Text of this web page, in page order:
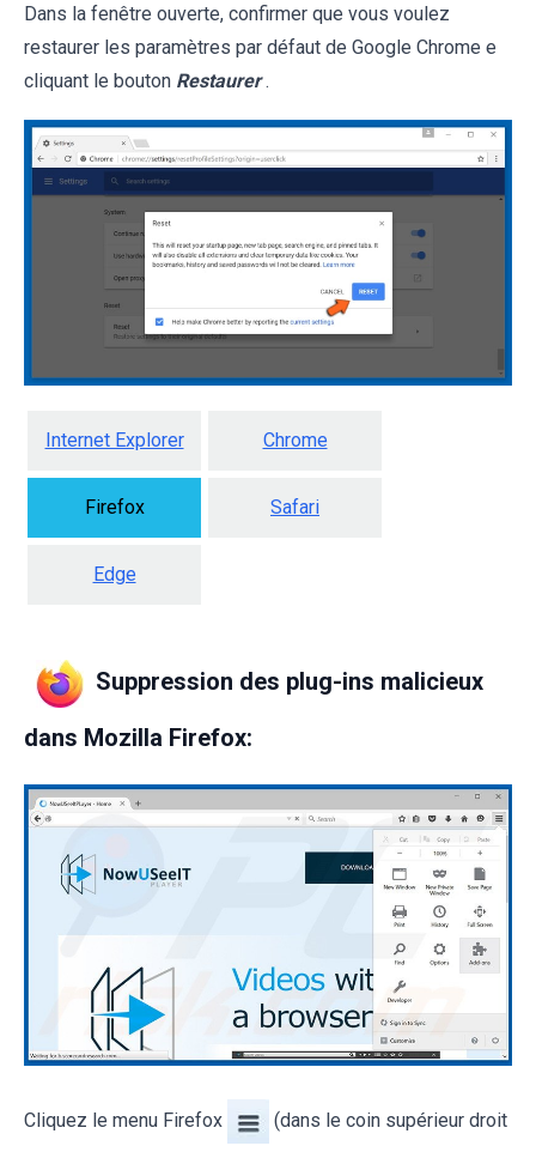
Dans la fenêtre ouverte, confirmer que vous voulez
restaurer les paramètres par défaut de Google Chrome e
cliquant le bouton Restaurer .
Internet Explorer Chrome
Firefox Safari
Edge
Suppression des plug-ins malicieux
dans Mozilla Firefox:
Cliquez le menu Firefox (dans le coin supérieur droit